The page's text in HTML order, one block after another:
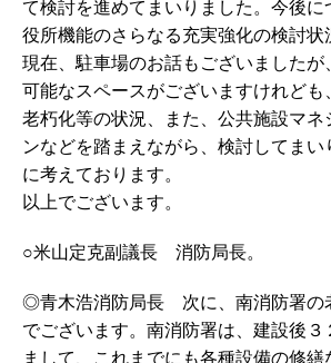
て検討を進めてまいりました。今後に
役所機能のさらなる充実強化の検討状
現在、駐車場のお話もございました
可能なスペースがございますけれど
老朽化等の状況、また、公共施設マネ
ンなどを踏まえながら、検討してまい
に考えております。
以上でございます。
○米山定克副議長 消防局長。
◎青木浩消防局長 次に、南消防署の
でございます。南消防署は、建設後３
まして、これまでにも各種設備の修繕